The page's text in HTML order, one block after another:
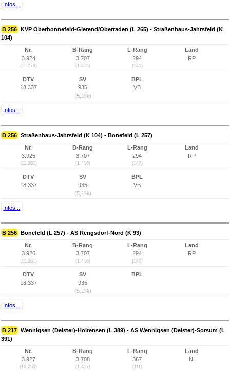
Infos...
B 256 KVP Oberhonnefeld-Gierend/Oberraden (L 265) - Straßenhaus-Jahrsfeld (K
104)
Nr.
3.924
(11.279)
B-Rang
3.707
(1.416)
L-Rang
294
(140)
Land
RP
DTV
18.337
SV
935
(5,1%)
BPL
VB
Infos...
B 256 Straßenhaus-Jahrsfeld (K 104) - Bonefeld (L 257)
Nr.
3.925
(11.280)
B-Rang
3.707
(1.416)
L-Rang
294
(140)
Land
RP
DTV
18.337
SV
935
(5,1%)
BPL
VB
Infos...
B 256 Bonefeld (L 257) - AS Rengsdorf-Nord (K 93)
Nr.
3.926
(11.281)
B-Rang
3.707
(1.416)
L-Rang
294
(140)
Land
RP
DTV
18.337
SV
935
(5,1%)
BPL
Infos...
B 217 Wennigsen (Deister)-Holtensen (L 389) - AS Wennigsen (Deister)-Sorsum (L
391)
Nr.
3.927
(10.250)
B-Rang
3.708
(1.417)
L-Rang
367
(111)
Land
NI